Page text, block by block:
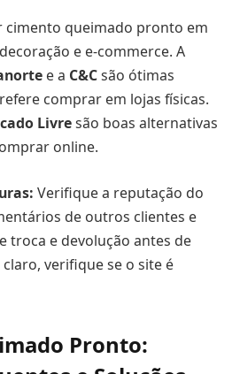
cimento queimado pronto em
e e-commerce. A
e a C&Csão ótimas
comprar em lojas físicas.
Livresão boas alternativas
online.
Verifique a reputação do
de outros clientes e
troca e devolução antes de
verifique se o site é
Pronto: